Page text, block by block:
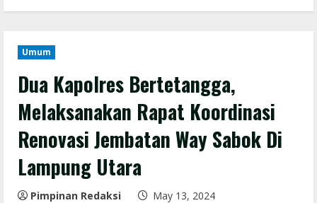
Umum
Dua Kapolres Bertetangga,
Melaksanakan Rapat Koordinasi
Renovasi Jembatan Way Sabok Di
Lampung Utara
Pimpinan Redaksi
May 13, 2024